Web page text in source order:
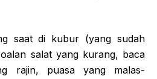
saat di kubur (yang sudah
salat yang kurang, baca
rajin, puasa yang malas-